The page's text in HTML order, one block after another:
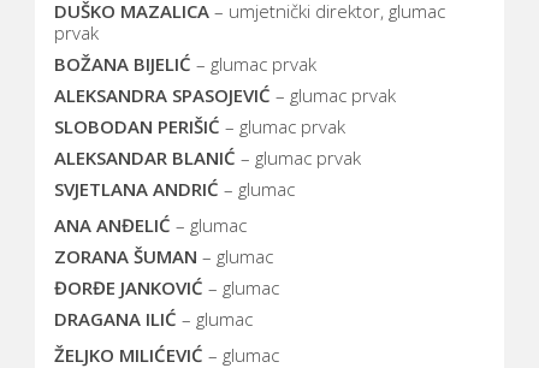
DUŠKO MAZALICA – umjetnički direktor, glumac
prvak
BOŽANA BIJELIĆ – glumac prvak
ALEKSANDRA SPASOJEVIĆ – glumac prvak
SLOBODAN PERIŠIĆ – glumac prvak
ALEKSANDAR BLANIĆ – glumac prvak
SVJETLANA ANDRIĆ – glumac
ANA ANĐELIĆ – glumac
ZORANA ŠUMAN – glumac
ĐORĐE JANKOVIĆ – glumac
DRAGANA ILIĆ – glumac
ŽELJKO MILIĆEVIĆ – glumac